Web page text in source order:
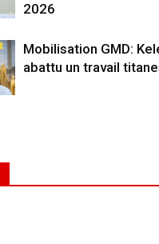
2026
Mobilisation GMD:
abattu un travail